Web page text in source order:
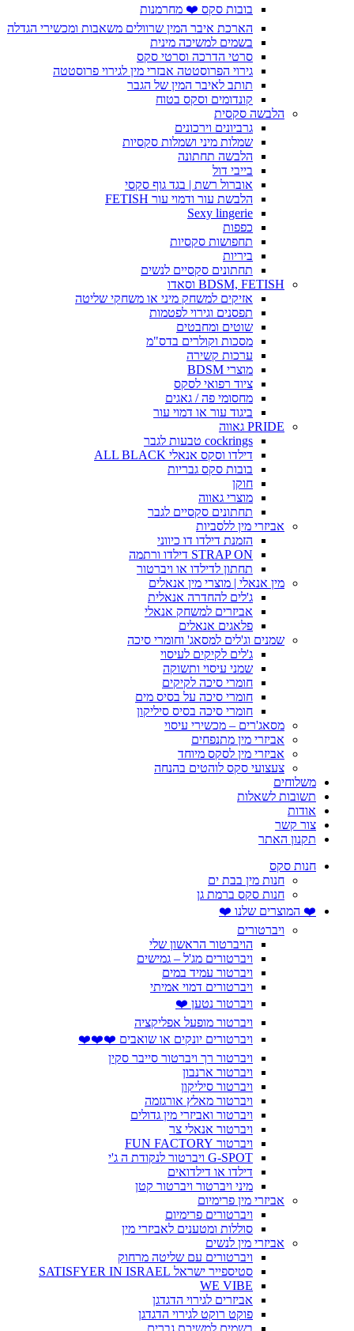
בובות סקס ❤️ מחרמנות
הארכת איבר המין שרוולים משאבות ומכשירי הגדלה
בשמים למשיכה מינית
סרטי הדרכה וסרטי סקס
גירוי הפרוסטטה אבזרי מין לגירוי פרוסטטה
תותב לאיבר המין של הגבר
קונדומים וסקס בטוח
הלבשה סקסית
גרביונים וירכונים
שמלות מיני ושמלות סקסיות
הלבשה תחתונה
בייבי דול
אוברול רשת | בגד גוף סקסי
הלבשת עור ודמוי עור FETISH
Sexy lingerie
כפפות
תחפושות סקסיות
ביריות
תחתונים סקסיים לנשים
BDSM, FETISH וסאדו
אזיקים למשחק מיני או משחקי שליטה
תפסנים וגירוי לפטמות
שוטים ומחבטים
מסכות וקולרים בדס"מ
ערכות קשירה
מוצרי BDSM
ציוד רפואי לסקס
מחסומי פה / גאגים
ביגוד עור או דמוי עור
PRIDE גאווה
cockrings טבעות לגבר
דילדו וסקס אנאלי ALL BLACK
בובות סקס גבריות
חוקן
מוצרי גאווה
תחתונים סקסיים לגבר
אביזרי מין ללסביות
הזמנת דילדו דו כיווני
STRAP ON דילדו ורתמה
תחתון לדילדו או ויברטור
מין אנאלי | מוצרי מין אנאלים
ג'לים להחדרה אנאלית
אביזרים למשחק אנאלי
פלאגים אנאלים
שמנים וג'לים למסאג' וחומרי סיכה
ג'לים לקיקים לעיסוי
שמני עיסוי ותשוקה
חומרי סיכה לקיקים
חומרי סיכה על בסיס מים
חומרי סיכה בסיס סיליקון
מסאג'רים – מכשירי עיסוי
אביזרי מין מתנפחים
אביזרי מין לסקס מיוחד
צעצועי סקס לוהטים בהנחה
משלוחים
תשובות לשאלות
אודות
צור קשר
תקנון האתר
חנות סקס
חנות מין בבת ים
חנות סקס ברמת גן
❤️ המוצרים שלנו ❤️
ויברטורים
הויברטור הראשון שלי
ויברטורים מג'ל – גמישים
ויברטור עמיד במים
ויברטורים דמוי אמיתי
ויברטור נטען ❤️
ויברטור מופעל אפליקציה
ויברטורים יונקים או שואבים ❤️❤️❤️
ויברטור רך ויברטור סייבר סקין
ויברטור ארנבון
ויברטור סיליקון
ויברטור מאלץ אורגזמה
ויברטור ואביזרי מין גדולים
ויברטור אנאלי צר
ויברטור FUN FACTORY
G-SPOT ויברטור לנקודת ה ג'י
דילדו או דילדואים
מיני ויברטור ויברטור קטן
אביזרי מין פרימיום
ויברטורים פרימיום
סוללות ומטענים לאביזרי מין
אביזרי מין לנשים
ויברטורים עם שליטה מרחוק
סטיספייר ישראל SATISFYER IN ISRAEL
WE VIBE
אביזרים לגירוי הדגדגן
פוקט רוקט לגירוי הדגדגן
בשמים למשיכת גברים